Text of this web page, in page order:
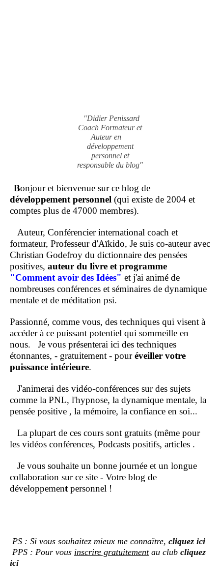
"Didier Penissard
Coach Formateur et
Auteur en
développement
personnel et
responsable du blog"
Bonjour et bienvenue sur ce blog de
développement personnel (qui existe de 2004 et
comptes plus de 47000 membres).
Auteur, Conférencier international coach et
formateur, Professeur d'Aïkido, Je suis co-auteur avec
Christian Godefroy du dictionnaire des pensées
positives, auteur du livre et programme
"Comment avoir des Idées" et j'ai animé de
nombreuses conférences et séminaires de dynamique
mentale et de méditation psi.
Passionné, comme vous, des techniques qui visent à
accéder à ce puissant potentiel qui sommeille en
nous. Je vous présenterai ici des techniques
étonnantes, - gratuitement - pouréveiller votre
puissance intérieure.
J'animerai des vidéo-conférences sur des sujets
comme la PNL, l'hypnose, la dynamique mentale, la
pensée positive , la mémoire, la confiance en soi...
La plupart de ces cours sont gratuits (même pour
les vidéos conférences, Podcasts positifs, articles .
Je vous souhaite un bonne journée et un longue
collaboration sur ce site - Votre blog de
développement personnel !
PS : Si vous souhaitez mieux me connaître, cliquez ici
PPS : Pour vous inscrire gratuitementau club cliquez
ici